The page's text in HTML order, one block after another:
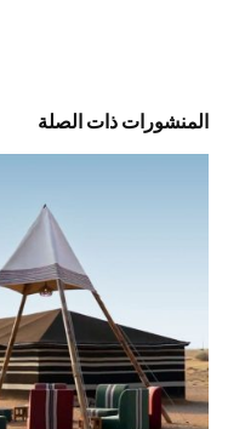
المنشورات ذات الصلة